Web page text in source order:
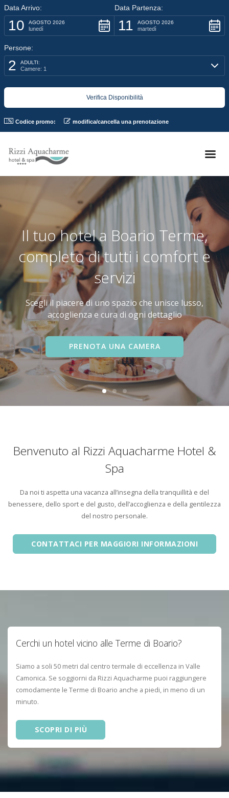
Data Arrivo:
10 AGOSTO 2026
lunedì
Data Partenza:
11 AGOSTO 2026
martedì
Persone:
2 ADULTI:
Camere: 1
Codice promo: modifica/cancella una prenotazione
Il tuo hotel a Boario Terme,
completo di tutti i comfort e
servizi
Scegli il piacere di uno spazio che unisce lusso,
accoglienza e cura di ogni dettaglio
PRENOTA UNA CAMERA
Benvenuto al Rizzi Aquacharme Hotel &
Spa
Da noi ti aspetta una vacanza all’insegna della tranquillità e del
benessere, dello sport e del gusto, dell’accoglienza e della gentilezza
del nostro personale.
CONTATTACI PER MAGGIORI INFORMAZIONI
Cerchi un hotel vicino alle Terme di Boario?
Siamo a soli 50 metri dal centro termale di eccellenza in Valle
Camonica. Se soggiorni da Rizzi Aquacharme puoi raggiungere
comodamente le Terme di Boario anche a piedi, in meno di un
minuto.
SCOPRI DI PIÙ